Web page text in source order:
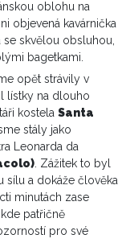
oblohu na
objevená kavárnička
skvělou obsluhou,
bagetkami.
opět strávily v
lístky na dlouho
kostela Santa
stály jako
Leonarda da
. Zážitek to byl
sílu a dokáže člověka
minutách zase
patřičně
pro své